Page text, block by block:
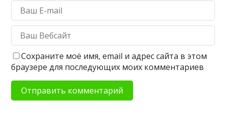
Сохраните моё имя, email и адрес сайта в этом
браузере для последующих моих комментариев